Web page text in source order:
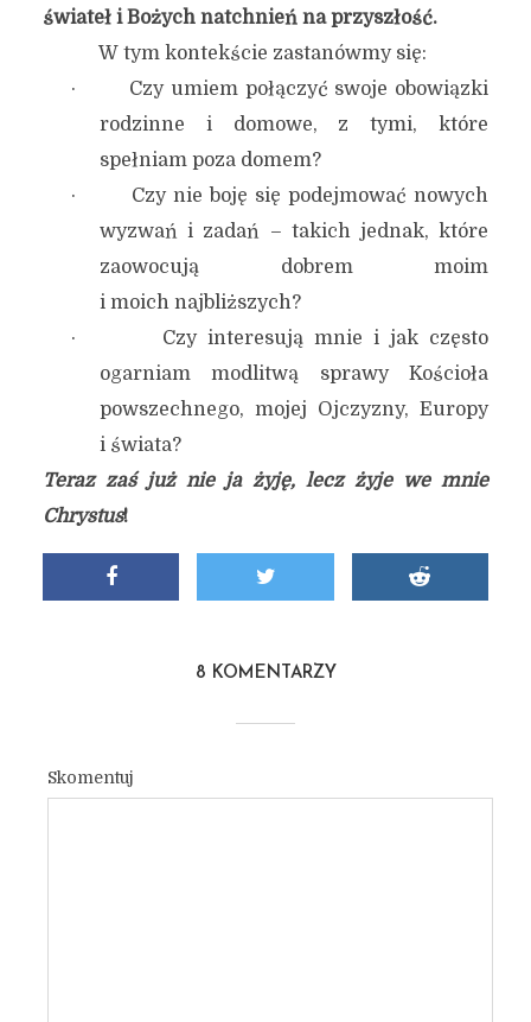
świateł i Bożych natchnień na przyszłość.
W tym kontekście zastanówmy się:
· Czy umiem połączyć swoje obowiązki
rodzinne i domowe, z tymi, które
spełniam poza domem?
· Czy nie boję się podejmować nowych
wyzwań i zadań – takich jednak, które
zaowocują dobrem moim
i moich najbliższych?
· Czy interesują mnie i jak często
ogarniam modlitwą sprawy Kościoła
powszechnego, mojej Ojczyzny, Europy
i świata?
Teraz zaś już nie ja żyję, lecz żyje we mnie
Chrystus!
8 KOMENTARZY
Skomentuj